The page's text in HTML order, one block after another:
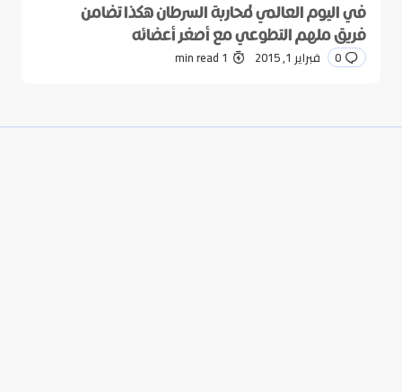
في اليوم العالمي لمحاربة السرطان هكذا تضامن
فريق ملهم التطوعي مع أصغر أعضائه
0 فبراير 1, 2015 1 min read